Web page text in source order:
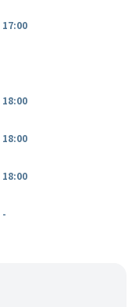
17:00
18:00
18:00
18:00
-